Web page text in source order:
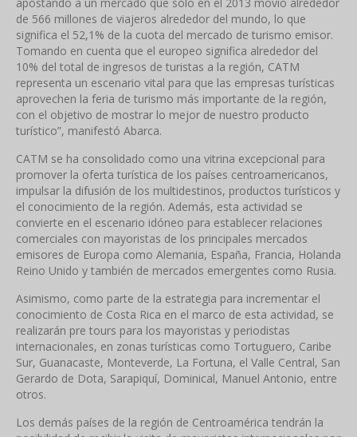
de 566 millones de viajeros alrededor del mundo, lo que
significa el 52,1% de la cuota del mercado de turismo emisor.
Tomando en cuenta que el europeo significa alrededor del
10% del total de ingresos de turistas a la región, CATM
representa un escenario vital para que las empresas turísticas
aprovechen la feria de turismo más importante de la región,
con el objetivo de mostrar lo mejor de nuestro producto
turístico”, manifestó Abarca.
CATM se ha consolidado como una vitrina excepcional para
promover la oferta turística de los países centroamericanos,
impulsar la difusión de los multidestinos, productos turísticos y
el conocimiento de la región. Además, esta actividad se
convierte en el escenario idóneo para establecer relaciones
comerciales con mayoristas de los principales mercados
emisores de Europa como Alemania, España, Francia, Holanda
Reino Unido y también de mercados emergentes como Rusia.
Asimismo, como parte de la estrategia para incrementar el
conocimiento de Costa Rica en el marco de esta actividad, se
realizarán pre tours para los mayoristas y periodistas
internacionales, en zonas turísticas como Tortuguero, Caribe
Sur, Guanacaste, Monteverde, La Fortuna, el Valle Central, San
Gerardo de Dota, Sarapiquí, Dominical, Manuel Antonio, entre
otros.
Los demás países de la región de Centroamérica tendrán la